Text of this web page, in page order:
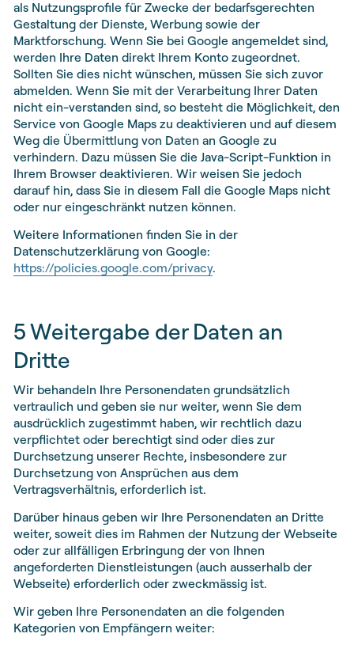
als Nutzungsprofile für Zwecke der bedarfsgerechten
Gestaltung der Dienste, Werbung sowie der
Marktforschung. Wenn Sie bei Google angemeldet sind,
werden Ihre Daten direkt Ihrem Konto zugeordnet.
Sollten Sie dies nicht wünschen, müssen Sie sich zuvor
abmelden. Wenn Sie mit der Verarbeitung Ihrer Daten
nicht ein-verstanden sind, so besteht die Möglichkeit, den
Service von Google Maps zu deaktivieren und auf diesem
Weg die Übermittlung von Daten an Google zu
verhindern. Dazu müssen Sie die Java-Script-Funktion in
Ihrem Browser deaktivieren. Wir weisen Sie jedoch
darauf hin, dass Sie in diesem Fall die Google Maps nicht
oder nur eingeschränkt nutzen können.
Weitere Informationen finden Sie in der
Datenschutzerklärung von Google:
https://policies.google.com/privacy.
5 Weitergabe der Daten an
Dritte
Wir behandeln Ihre Personendaten grundsätzlich
vertraulich und geben sie nur weiter, wenn Sie dem
ausdrücklich zugestimmt haben, wir rechtlich dazu
verpflichtet oder berechtigt sind oder dies zur
Durchsetzung unserer Rechte, insbesondere zur
Durchsetzung von Ansprüchen aus dem
Vertragsverhältnis, erforderlich ist.
Darüber hinaus geben wir Ihre Personendaten an Dritte
weiter, soweit dies im Rahmen der Nutzung der Webseite
oder zur allfälligen Erbringung der von Ihnen
angeforderten Dienstleistungen (auch ausserhalb der
Webseite) erforderlich oder zweckmässig ist.
Wir geben Ihre Personendaten an die folgenden
Kategorien von Empfängern weiter: